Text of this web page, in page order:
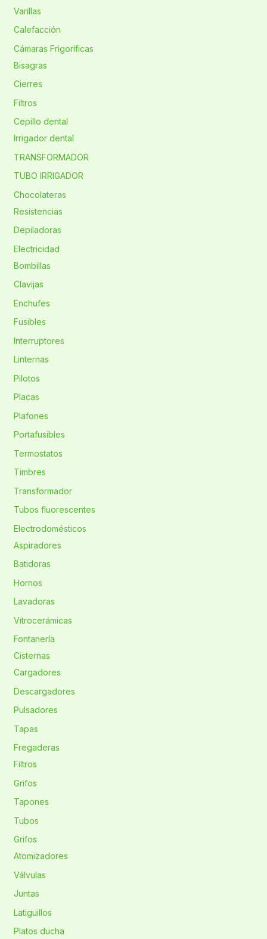
Varillas
Calefacción
Cámaras Frigoríficas
Bisagras
Cierres
Filtros
Cepillo dental
Irrigador dental
TRANSFORMADOR
TUBO IRRIGADOR
Chocolateras
Resistencias
Depiladoras
Electricidad
Bombillas
Clavijas
Enchufes
Fusibles
Interruptores
Linternas
Pilotos
Placas
Plafones
Portafusibles
Termostatos
Timbres
Transformador
Tubos fluorescentes
Electrodomésticos
Aspiradores
Batidoras
Hornos
Lavadoras
Vitrocerámicas
Fontanería
Cisternas
Cargadores
Descargadores
Pulsadores
Tapas
Fregaderas
Filtros
Grifos
Tapones
Tubos
Grifos
Atomizadores
Válvulas
Juntas
Latiguillos
Platos ducha